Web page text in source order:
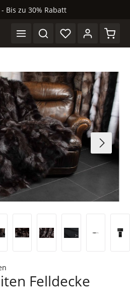
Bis zu 30% Rabatt
von 0 von 5 Sternen
Felldecke